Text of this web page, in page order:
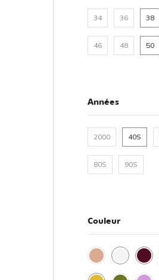
34 36 38
46 48 50
Années
2000 40S
80S 90S
Couleur